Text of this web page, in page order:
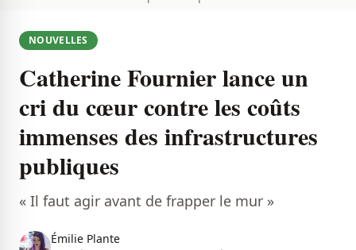
NOUVELLES
Catherine Fournier lance un
cri du cœur contre les coûts
immenses des infrastructures
publiques
« Il faut agir avant de frapper le mur »
Émilie Plante